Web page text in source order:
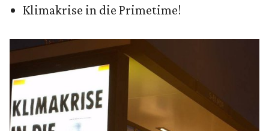
Klimakrise in die Primetime!